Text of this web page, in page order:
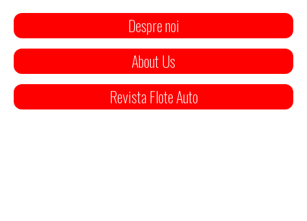
Despre noi
About Us
Revista Flote Auto